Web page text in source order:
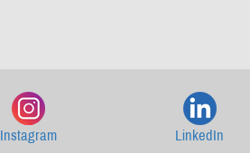
Instagram LinkedIn